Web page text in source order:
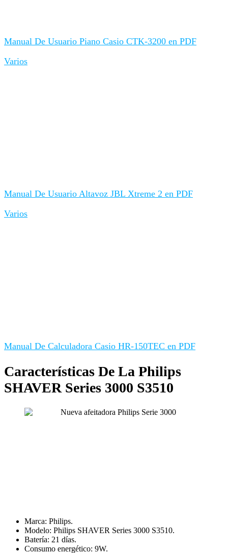
Manual De Usuario Piano Casio CTK-3200 en PDF
Varios
Manual De Usuario Altavoz JBL Xtreme 2 en PDF
Varios
Manual De Calculadora Casio HR-150TEC en PDF
Características De La Philips
SHAVER Series 3000 S3510
Marca: Philips.
Modelo: Philips SHAVER Series 3000 S3510.
Batería: 21 días.
Consumo energético: 9W.